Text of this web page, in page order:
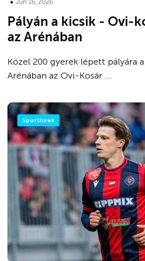
Jún 16, 2026
Pályán a kicsik - Ovi-
az Arénában
Közel 200 gyerek lépett pályára
Arénában az Ovi-Kosár ...
Sporthírek